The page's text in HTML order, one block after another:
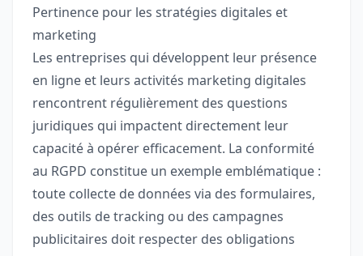
Pertinence pour les stratégies digitales et
marketing
Les entreprises qui développent leur présence
en ligne et leurs activités marketing digitales
rencontrent régulièrement des questions
juridiques qui impactent directement leur
capacité à opérer efficacement. La conformité
au RGPD constitue un exemple emblématique :
toute collecte de données via des formulaires,
des outils de tracking ou des campagnes
publicitaires doit respecter des obligations